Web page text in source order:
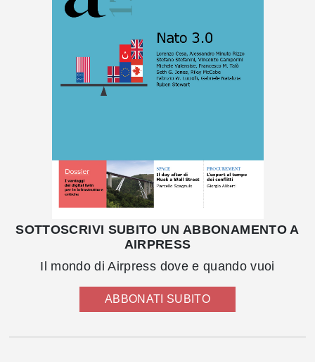
SOTTOSCRIVI SUBITO UN ABBONAMENTO A
AIRPRESS
Il mondo di Airpress dove e quando vuoi
ABBONATI SUBITO